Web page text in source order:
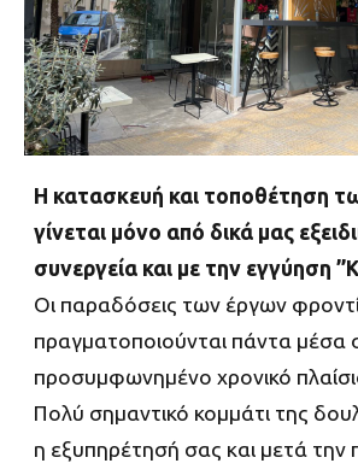
Η κατασκευή και τοποθέτηση
γίνεται μόνο από δικά μας
συνεργεία και με την εγγύηση
Οι παραδόσεις των έργων
πραγματοποιούνται πάντα μέσα
προσυμφωνημένο χρονικό
Πολύ σημαντικό κομμάτι της
η εξυπηρέτησή σας και μετά